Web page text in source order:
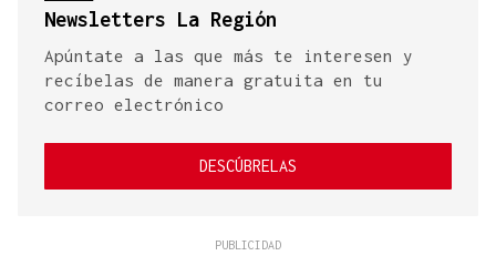
Newsletters La Región
Apúntate a las que más te interesen y
recíbelas de manera gratuita en tu
correo electrónico
DESCÚBRELAS